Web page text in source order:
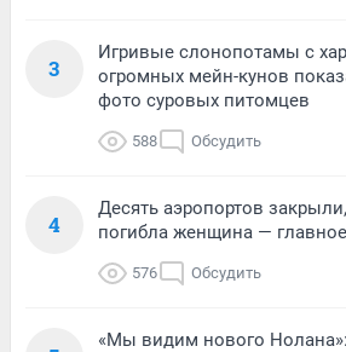
3
Игривые слонопотамы с
огромных мейн-кунов
фото суровых питомцев
588 Обсудить
4
Десять аэропортов
погибла женщина —
576 Обсудить
«Мы видим нового